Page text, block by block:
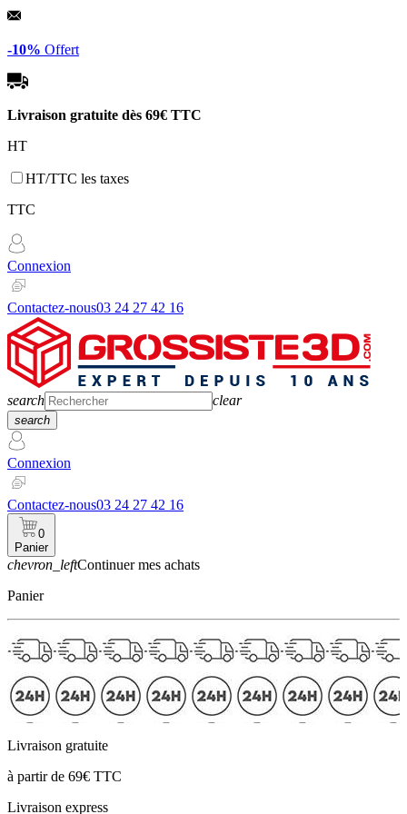
Panneau de gestion des cookies
-10% Offert
Livraison gratuite dès 69€ TTC
HT
HT/TTC les taxes
TTC
Connexion
Contactez-nous03 24 27 42 16
search clear
search
Connexion
Contactez-nous03 24 27 42 16
0
Panier
chevron_leftContinuer mes achats
Panier
Livraison gratuite
à partir de 69€ TTC
Livraison express